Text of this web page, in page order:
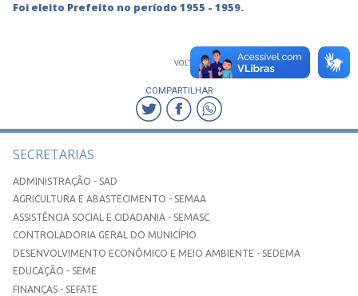
Foi eleito Prefeito no período 1955 - 1959.
VOLTAR
COMPARTILHAR
SECRETARIAS
ADMINISTRAÇÃO - SAD
AGRICULTURA E ABASTECIMENTO - SEMAA
ASSISTÊNCIA SOCIAL E CIDADANIA - SEMASC
CONTROLADORIA GERAL DO MUNICÍPIO
DESENVOLVIMENTO ECONÔMICO E MEIO AMBIENTE - SEDEMA
EDUCAÇÃO - SEME
FINANÇAS - SEFATE